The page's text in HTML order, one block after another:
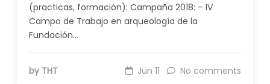
(practicas, formación): Campaña 2018: – IV
Campo de Trabajo en arqueología de la
Fundación…
by THT Jun 11 No comments